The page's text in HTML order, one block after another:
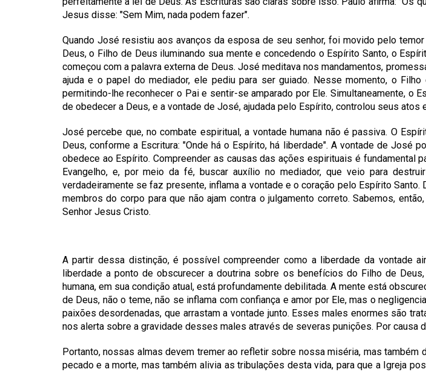
Jesus disse: "Sem Mim, nada podem fazer".
Quando José resistiu aos avanços da esposa de seu senhor, foi movido pelo
Deus, o Filho de Deus iluminando sua mente e concedendo o Espírito Santo, o
começou com a palavra externa de Deus. José meditava nos mandamentos,
ajuda e o papel do mediador, ele pediu para ser guiado. Nesse momento, o
permitindo-lhe reconhecer o Pai e sentir-se amparado por Ele. Simultaneamente, o
de obedecer a Deus, e a vontade de José, ajudada pelo Espírito, controlou seus atos
José percebe que, no combate espiritual, a vontade humana não é passiva. O
Deus, conforme a Escritura: "Onde há o Espírito, há liberdade". A vontade de José
obedece ao Espírito. Compreender as causas das ações espirituais é
Evangelho, e, por meio da fé, buscar auxílio no mediador, que veio para
verdadeiramente se faz presente, inflama a vontade e o coração pelo Espírito
membros do corpo para que não ajam contra o julgamento correto. Sabemos,
Senhor Jesus Cristo.
A partir dessa distinção, é possível compreender como a liberdade da vontade
liberdade a ponto de obscurecer a doutrina sobre os benefícios do Filho de
humana, em sua condição atual, está profundamente debilitada. A mente está
de Deus, não o teme, não se inflama com confiança e amor por Ele, mas o
paixões desordenadas, que arrastam a vontade junto. Esses males enormes são
nos alerta sobre a gravidade desses males através de severas punições. Por causa
Portanto, nossas almas devem tremer ao refletir sobre nossa miséria, mas
pecado e a morte, mas também alivia as tribulações desta vida, para que a Igreja